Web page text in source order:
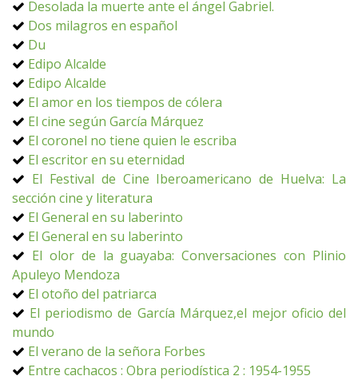
Desolada la muerte ante el ángel Gabriel.
Dos milagros en español
Du
Edipo Alcalde
Edipo Alcalde
El amor en los tiempos de cólera
El cine según García Márquez
El coronel no tiene quien le escriba
El escritor en su eternidad
El Festival de Cine Iberoamericano de Huelva: La
sección cine y literatura
El General en su laberinto
El General en su laberinto
El olor de la guayaba: Conversaciones con Plinio
Apuleyo Mendoza
El otoño del patriarca
El periodismo de García Márquez,el mejor oficio del
mundo
El verano de la señora Forbes
Entre cachacos : Obra periodística 2 : 1954-1955